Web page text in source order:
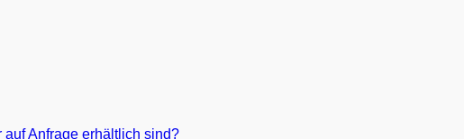
Anfrage erhältlich sind?